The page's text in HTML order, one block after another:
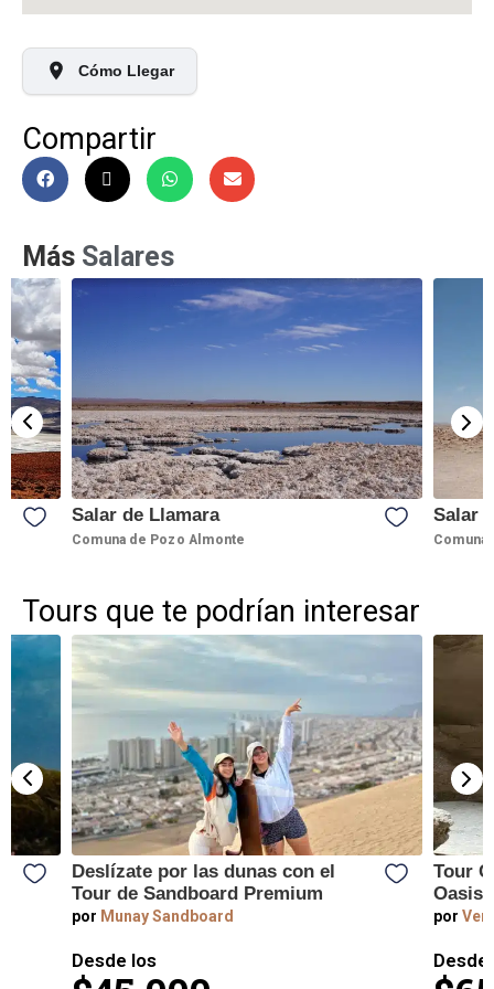
Cómo Llegar
Compartir
Más Salares
Salar de Llamara
Comuna de Pozo Almonte
Salar
Comuna
Tours que te podrían interesar
Deslízate por las dunas con el
Tour de Sandboard Premium
por Munay Sandboard
Desde los
Tour
Oasis
por
Desde